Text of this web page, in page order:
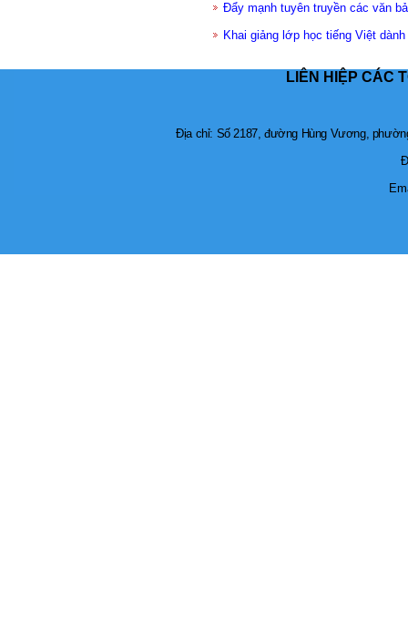
Đẩy mạnh tuyên truyền các văn
Khai giảng lớp học tiếng Việt
LIÊN HIỆP CÁC
Địa chỉ: Số 2187, đường Hùng Vương,